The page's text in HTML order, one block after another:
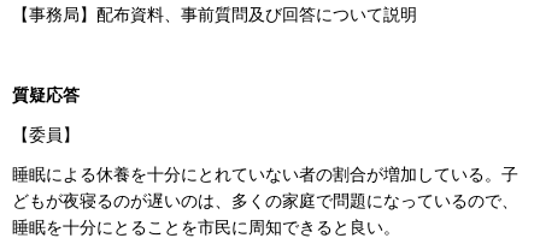
【事務局】配布資料、事前質問及び回答について説明
質疑応答
【委員】
睡眠による休養を十分にとれていない者の割合が増加している。子
どもが夜寝るのが遅いのは、多くの家庭で問題になっているので、
睡眠を十分にとることを市民に周知できると良い。